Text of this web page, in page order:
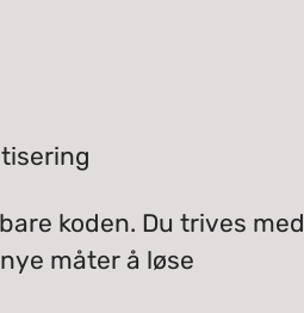
koden. Du trives med
måter å løse